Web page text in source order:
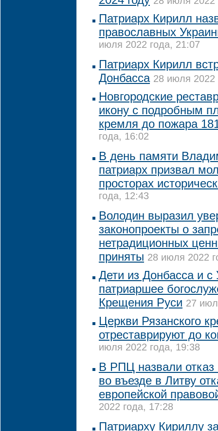
Патриарх Кирилл
православных
июля 2022 года, 21:07
Патриарх Кирилл
Донбасса 28 июля 2022
Новгородские
икону с подробным
кремля до пожара
года, 16:02
В день памяти
патриарх призвал
просторах
года, 12:43
Володин выразил
законопроекты о
нетрадиционных
приняты 28 июля 2022
Дети из Донбасса и с
патриаршее
Крещения Руси 27
Церкви Рязанского
отреставрируют до
июля 2022 года, 19:38
В РПЦ назвали отказ
во въезде в Литву
европейской
2022 года, 17:28
Патриарху Кириллу